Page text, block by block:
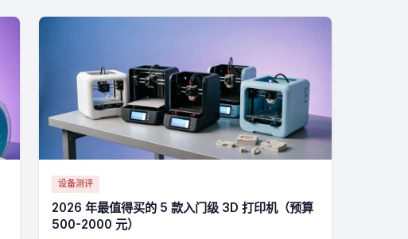
设备测评
2026 年最值得买的 5 款入门级 3D 打印机（预算
500-2000 元）